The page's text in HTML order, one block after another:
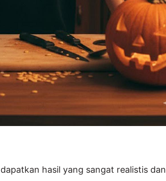
hasil yang sangat realistis dan